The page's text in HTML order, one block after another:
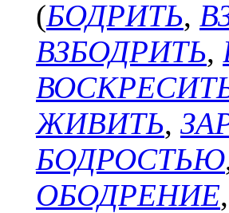
(БОДРИТЬ,
ВЗБОДРИТЬ,
ЖИВИТЬ,
БОДРОСТЬЮ
ОБОДРЕНИЕ,